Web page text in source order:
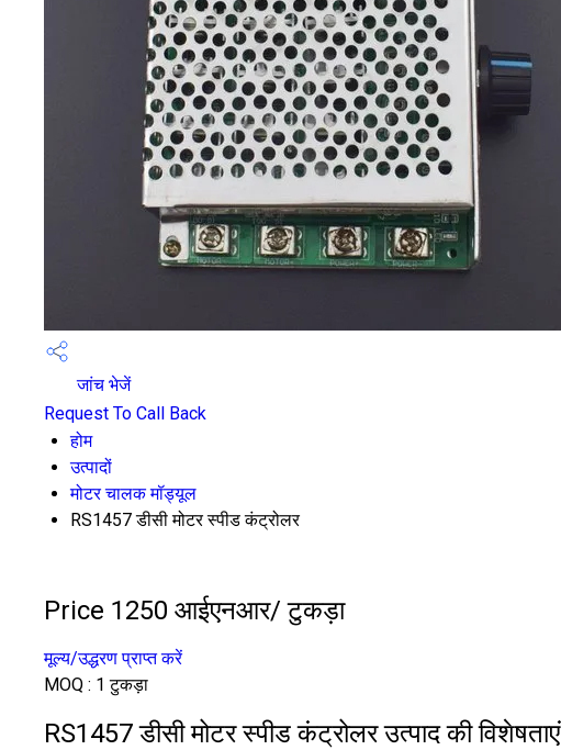
जांच भेजें
Request To Call Back
होम
उत्पादों
मोटर चालक मॉड्यूल
RS1457 डीसी मोटर स्पीड कंट्रोलर
Price 1250 आईएनआर/ टुकड़ा
मूल्य/उद्धरण प्राप्त करें
MOQ : 1 टुकड़ा
RS1457 डीसी मोटर स्पीड कंट्रोलर उत्पाद की विशेषताएं